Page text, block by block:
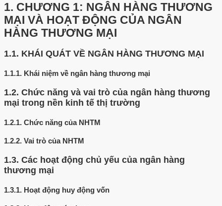
1. CHƯƠNG 1: NGÂN HÀNG THƯƠNG
MẠI VÀ HOẠT ĐỘNG CỦA NGÂN
HÀNG THƯƠNG MẠI
1.1. KHÁI QUÁT VỀ NGÂN HÀNG THƯƠNG MẠI
1.1.1. Khái niệm về ngân hàng thương mại
1.2. Chức năng và vai trò của ngân hàng thương
mại trong nền kinh tế thị trường
1.2.1. Chức năng của NHTM
1.2.2. Vai trò của NHTM
1.3. Các hoạt động chủ yếu của ngân hàng
thương mại
1.3.1. Hoạt động huy động vốn